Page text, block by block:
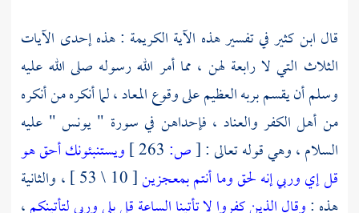
قال ابن كثيرفي تفسير هذه الآية الكريمة : هذه إحدى الآيات
الثلاث التي لا رابعة لهن ، مما أمر الله رسوله صلى الله عليه
وسلم أن يقسم بربه العظيم على وقوع المعاد ، لما أنكره من أنكره
من أهل الكفر والعناد ، فإحداهن في سورة " يونس " عليه
السلام ، وهي قوله تعالى :[ص:
ويستنبئونك أحق هو
قل إي وربي إنه لحق وما أنتم بمعجزين
[ 10 \ 53 ] ، والثانية